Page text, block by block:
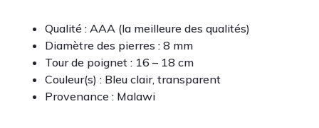
Qualité : AAA (la meilleure des qualités)
Diamètre des pierres : 8 mm
Tour de poignet : 16 – 18 cm
Couleur(s) : Bleu clair, transparent
Provenance : Malawi